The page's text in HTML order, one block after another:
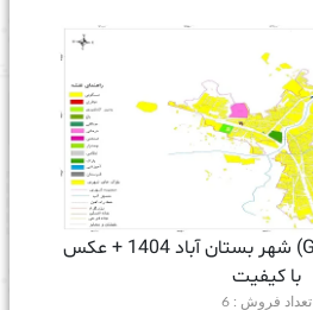
نقشه شیپ فایل (GIS) شهر بستان آباد 1404 + عکس
با کیفیت
تعداد فروش : 6